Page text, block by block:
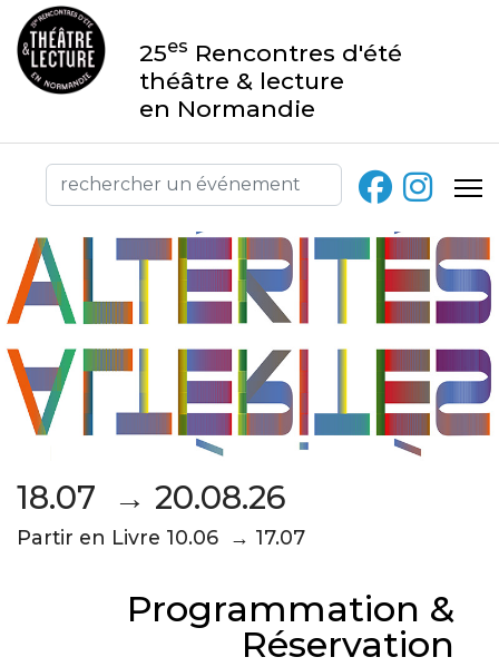
25es Rencontres d'été
théâtre & lecture
en Normandie
18.07 → 20.08.26
Partir en Livre 10.06 → 17.07
Programmation &
Réservation